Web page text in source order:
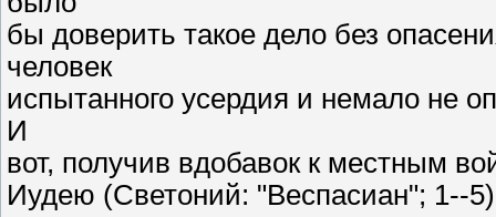
бы доверить такое дело без
человек
испытанного усердия и немало не
И
вот, получив вдобавок к местным
Иудею (Светоний: "Веспасиан"; 1--